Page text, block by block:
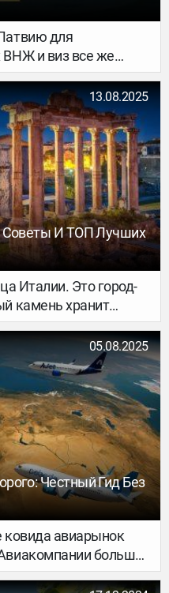
для
ВНЖ и виз все же
Но, кстати, выглядят
сначала.
почему и как к
требования
Украины и
– без
13.08.2025
Советы И ТОП Лучших
Италии. Это город-
камень хранит
чтобы по-
атмосферу Вечного
на экскурсию с
Ведь именно он
от обычных
о которых не
05.08.2025
Честный Гид Без
ковида авиарынок
больше
— они